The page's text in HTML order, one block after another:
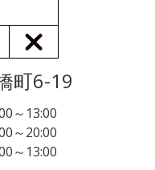
町6-19
～13:00
～20:00
～13:00